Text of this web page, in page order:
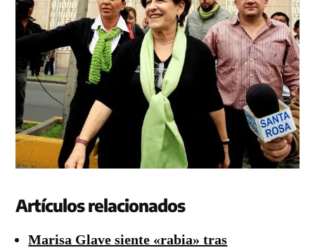
Artículos relacionados
Marisa Glave siente «rabia» tras